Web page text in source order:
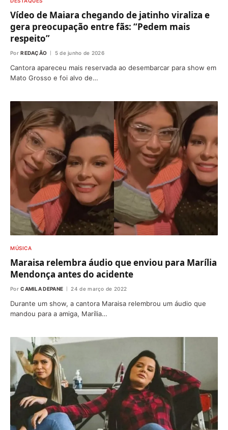
Vídeo de Maiara chegando de jatinho viraliza e
gera preocupação entre fãs: “Pedem mais
respeito”
Por REDAÇÃO 5 de junho de 2026
Cantora apareceu mais reservada ao desembarcar para show em
Mato Grosso e foi alvo de…
MÚSICA
Maraisa relembra áudio que enviou para Marília
Mendonça antes do acidente
Por CAMILA DEPANE 24 de março de 2022
Durante um show, a cantora Maraisa relembrou um áudio que
mandou para a amiga, Marília…